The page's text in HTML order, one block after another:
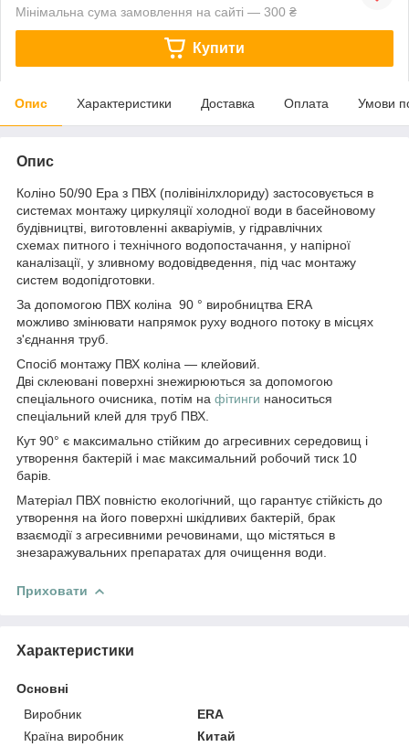
Мінімальна сума замовлення на сайті — 300 ₴
Купити
Опис Характеристики Доставка Оплата Умови
Опис
Коліно 50/90 Ера з ПВХ (полівінілхлориду) застосовується в
системах монтажу циркуляції холодної води в басейновому
будівництві, виготовленні акваріумів, у гідравлічних
схемах питного і технічного водопостачання, у напірної
каналізації, у зливному водовідведення, під час монтажу
систем водопідготовки.
За допомогою ПВХ коліна 90 ° виробництва ERA
можливо змінювати напрямок руху водного потоку в місцях
з'єднання труб.
Спосіб монтажу ПВХ коліна — клейовий.
Дві склеювані поверхні знежирюються за допомогою
спеціального очисника, потім на фітинги наноситься
спеціальний клей для труб ПВХ.
Кут 90° є максимально стійким до агресивних середовищ і
утворення бактерій і має максимальний робочий тиск 10
барів.
Матеріал ПВХ повністю екологічний, що гарантує стійкість до
утворення на його поверхні шкідливих бактерій, брак
взаємодії з агресивними речовинами, що містяться в
знезаражувальних препаратах для очищення води.
Приховати
Характеристики
Основні
Виробник
ERA
Країна виробник
Китай